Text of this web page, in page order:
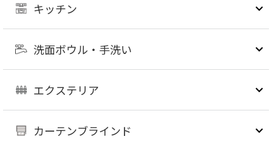
キッチン
洗面ボウル・手洗い
エクステリア
カーテンブラインド